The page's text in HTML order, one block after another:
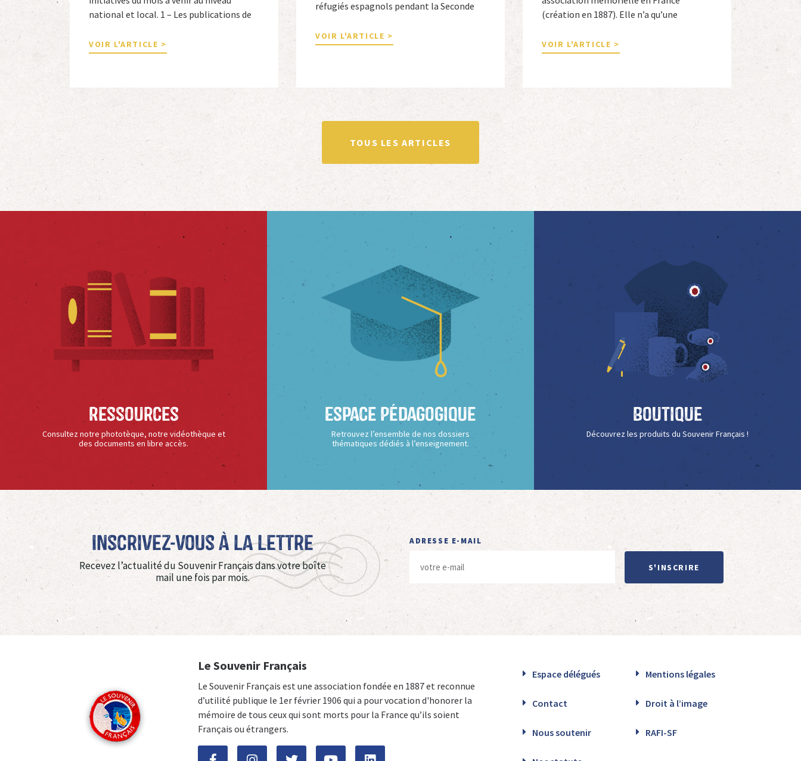
national et local. 1 – Les publications de
Combattants de l’Empire : 1939-1945,
Michel Cordeboeuf, Christophe Touron et
2026. Ils venaient d’Afrique du Nord,
d’Afrique subsaharienne et des autres […]
VOIR L'ARTICLE >
réfugiés espagnols pendant la Seconde
professeure agrégée d’espagnol dans le
secondaire et docteure en études
en Limousin et a particulièrement étudié
leur accueil après la guerre d’Espagne et
leur […]
VOIR L'ARTICLE >
(création en 1887). Elle n’a qu’une
en sauvegardant la mémoire nationale de
la France. Afin d’atteindre cet objectif, Le
amicaux avec de nombreuses associations
qui œuvrent en totalité ou partiellement
VOIR L'ARTICLE >
TOUS LES ARTICLES
Ressources
Consultez notre phototèque, notre vidéothèque et
des documents en libre accès.
Espace Pédagogique
Retrouvez l’ensemble de nos dossiers
thématiques dédiés à l’enseignement.
Boutique
Découvrez les produits du Souvenir Français !
Inscrivez-vous à La Lettre
Recevez l’actualité du Souvenir Français dans votre boîte
mail une fois par mois.
ADRESSE E-MAIL
S'INSCRIRE
Le Souvenir Français
Le Souvenir Français est une association fondée en 1887 et reconnue
d’utilité publique le 1er février 1906 qui a pour vocation d'honorer la
mémoire de tous ceux qui sont morts pour la France qu’ils soient
Français ou étrangers.
Espace délégués Mentions légales
Contact Droit à l’image
Nous soutenir RAFI-SF